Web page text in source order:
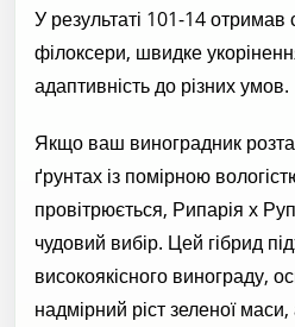
У результаті 101-14 отримав
філоксери, швидке
адаптивність до різних умов.
Якщо ваш виноградник
ґрунтах із помірною
провітрюється, Рипарія х
чудовий вибір. Цей гібрид
високоякісного винограду,
надмірний ріст зеленої